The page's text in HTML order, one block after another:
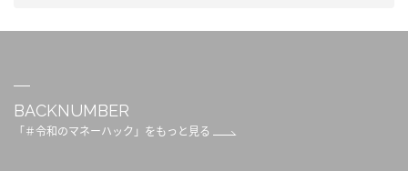
BACKNUMBER
「＃令和のマネーハック」をもっと見る